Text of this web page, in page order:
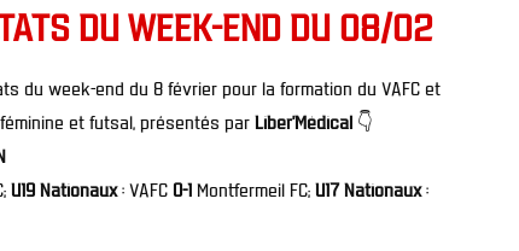
DU WEEK-END DU 08/02
du week-end du 8 février pour la formation du VAFC et
et futsal, présentés parLiber’Médical 👇
U19 Nationaux: VAFC 0-1 Montfermeil FC; U17 Nationaux: